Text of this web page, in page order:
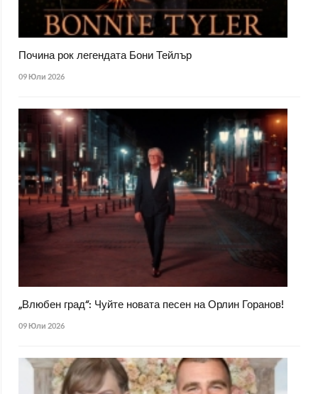
Почина рок легендата Бони Тейлър
09 Юли 2026
„Влюбен град“: Чуйте новата песен на Орлин Горанов!
09 Юли 2026